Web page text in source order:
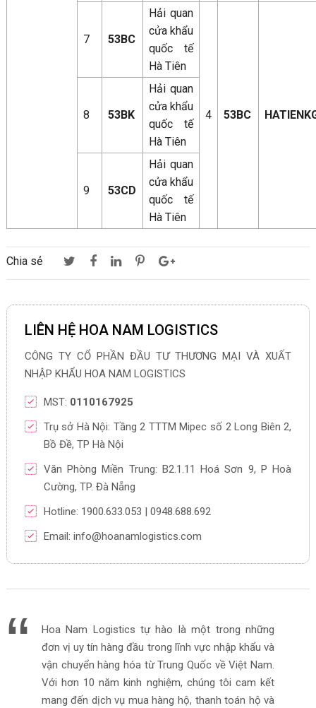
7 53BC
Hải quan
cửa khẩu
quốc tế
Hà Tiên
4 53BC
8 53BK
Hải quan
cửa khẩu
quốc tế
Hà Tiên
9 53CD
Hải quan
cửa khẩu
quốc tế
Hà Tiên
Chia sẻ
LIÊN HỆ HOA NAM LOGISTICS
CÔNG TY CỔ PHẦN ĐẦU TƯ THƯƠNG MẠI VÀ XUẤT
NHẬP KHẨU HOA NAM LOGISTICS
MST: 0110167925
Trụ sở Hà Nội: Tầng 2 TTTM Mipec số 2 Long Biên 2,
Bồ Đề, TP Hà Nội
Văn Phòng Miền Trung: B2.1.11 Hoá Sơn 9, P Hoà
Cường, TP. Đà Nẵng
Hotline: 1900.633.053 | 0948.688.692
Email: info@hoanamlogistics.com
Hoa Nam Logistics tự hào là một trong những
đơn vị uy tín hàng đầu trong lĩnh vực nhập khẩu và
vận chuyển hàng hóa từ Trung Quốc về Việt Nam.
Với hơn 10 năm kinh nghiệm, chúng tôi cam kết
mang đến dịch vụ mua hàng hộ, thanh toán hộ và